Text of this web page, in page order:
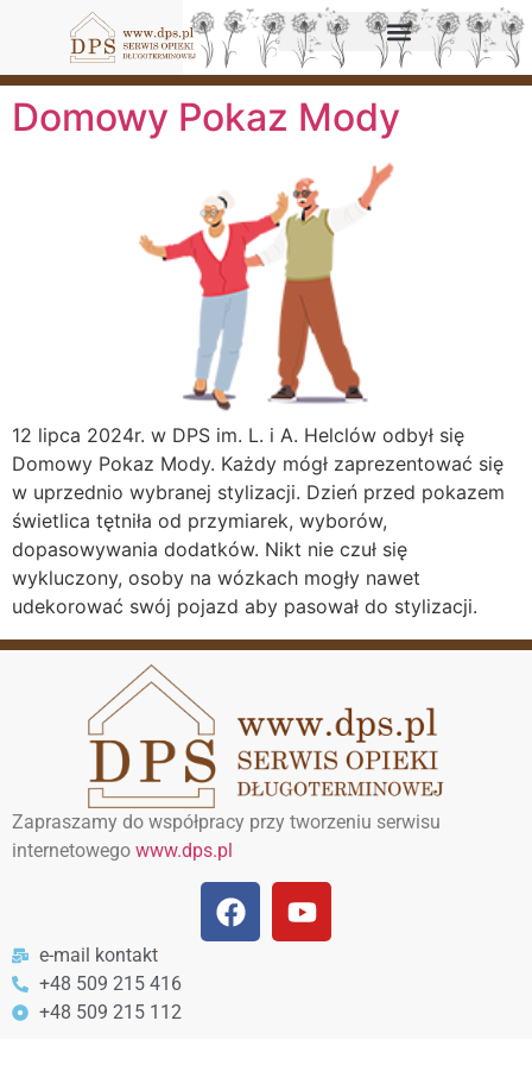
Domowy Pokaz Mody
12 lipca 2024r. w DPS im. L. i A. Helclów odbył się
Domowy Pokaz Mody. Każdy mógł zaprezentować się
w uprzednio wybranej stylizacji. Dzień przed pokazem
świetlica tętniła od przymiarek, wyborów,
dopasowywania dodatków. Nikt nie czuł się
wykluczony, osoby na wózkach mogły nawet
udekorować swój pojazd aby pasował do stylizacji.
Zapraszamy do współpracy przy tworzeniu serwisu
internetowego www.dps.pl
e-mail kontakt
+48 509 215 416
+48 509 215 112